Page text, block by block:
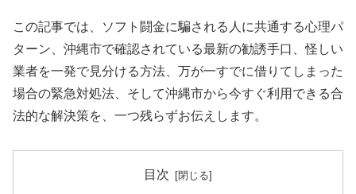
この記事では、ソフト闘金に騙される人に共通する心理パ
ターン、沖縄市で確認されている最新の勧誘手口、怪しい
業者を一発で見分ける方法、万が一すでに借りてしまった
場合の緊急対処法、そして沖縄市から今すぐ利用できる合
法的な解決策を、一つ残らずお伝えします。
目次